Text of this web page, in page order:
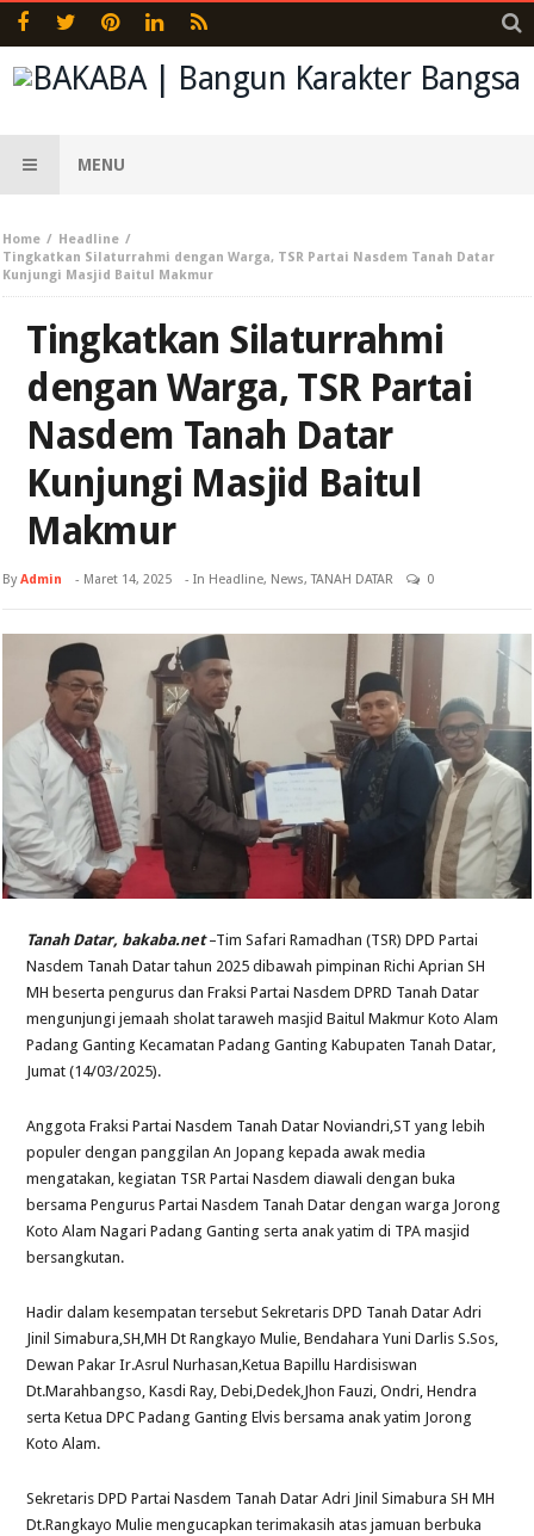
MENU
Home
Headline
Tingkatkan Silaturrahmi dengan Warga, TSR Partai Nasdem Tanah Datar
Kunjungi Masjid Baitul Makmur
Tingkatkan Silaturrahmi
dengan Warga, TSR Partai
Nasdem Tanah Datar
Kunjungi Masjid Baitul
Makmur
ByAdmin - Maret 14, 2025 - In Headline, News,TANAH DATAR 0
Tanah Datar, bakaba.net –Tim Safari Ramadhan (TSR) DPD Partai
Nasdem Tanah Datar tahun 2025 dibawah pimpinan Richi Aprian SH
MH beserta pengurus dan Fraksi Partai Nasdem DPRD Tanah Datar
mengunjungi jemaah sholat taraweh masjid Baitul Makmur Koto Alam
Padang Ganting Kecamatan Padang Ganting Kabupaten Tanah Datar,
Jumat (14/03/2025).
Anggota Fraksi Partai Nasdem Tanah Datar Noviandri,ST yang lebih
populer dengan panggilan An Jopang kepada awak media
mengatakan, kegiatan TSR Partai Nasdem diawali dengan buka
bersama Pengurus Partai Nasdem Tanah Datar dengan warga Jorong
Koto Alam Nagari Padang Ganting serta anak yatim di TPA masjid
bersangkutan.
Hadir dalam kesempatan tersebut Sekretaris DPD Tanah Datar Adri
Jinil Simabura,SH,MH Dt Rangkayo Mulie, Bendahara Yuni Darlis S.Sos,
Dewan Pakar Ir.Asrul Nurhasan,Ketua Bapillu Hardisiswan
Dt.Marahbangso, Kasdi Ray, Debi,Dedek,Jhon Fauzi, Ondri, Hendra
serta Ketua DPC Padang Ganting Elvis bersama anak yatim Jorong
Koto Alam.
Sekretaris DPD Partai Nasdem Tanah Datar Adri Jinil Simabura SH MH
Dt.Rangkayo Mulie mengucapkan terimakasih atas jamuan berbuka